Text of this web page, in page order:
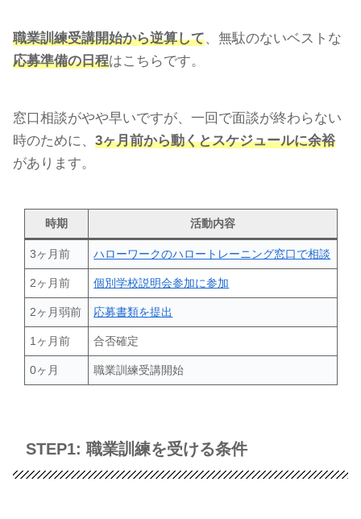
職業訓練受講開始から逆算して、無駄のないベストな
応募準備の日程はこちらです。
窓口相談がやや早いですが、一回で面談が終わらない
時のために、 3ヶ月前から動くとスケジュールに余裕
があります。
時期 活動内容
3ヶ月前 ハローワークのハロートレーニング窓口で相談
2ヶ月前 個別学校説明会参加に参加
2ヶ月弱前 応募書類を提出
1ヶ月前 合否確定
0ヶ月 職業訓練受講開始
STEP1: 職業訓練を受ける条件